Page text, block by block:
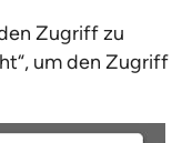
Zugriff zu
um den Zugriff